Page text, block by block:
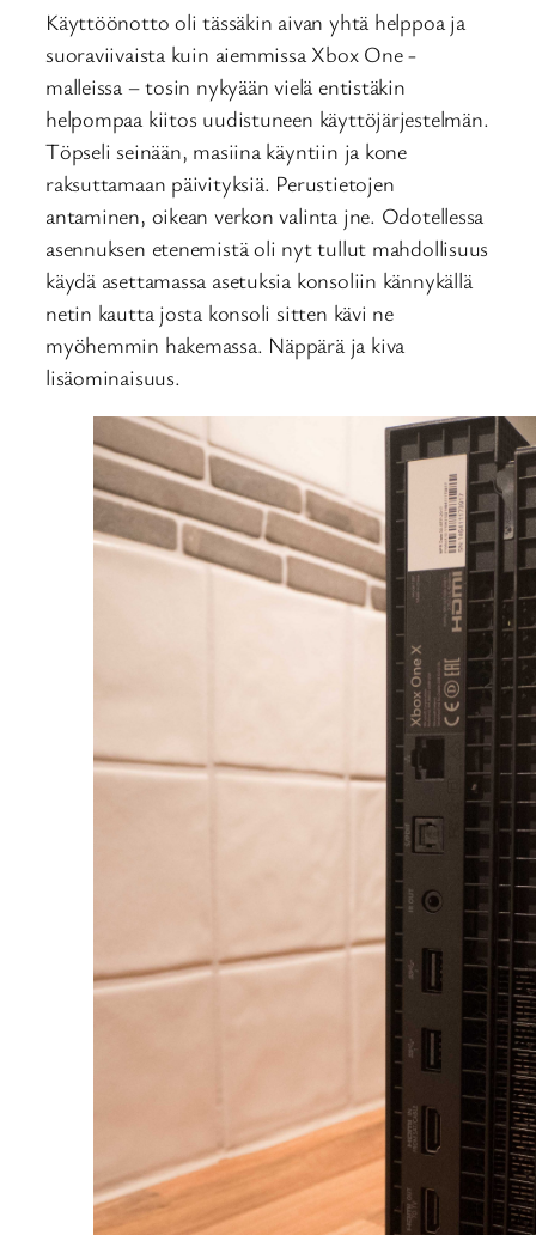
Käyttöönotto oli tässäkin aivan yhtä helppoa ja
suoraviivaista kuin aiemmissa Xbox One -
malleissa – tosin nykyään vielä entistäkin
helpompaa kiitos uudistuneen käyttöjärjestelmän.
Töpseli seinään, masiina käyntiin ja kone
raksuttamaan päivityksiä. Perustietojen
antaminen, oikean verkon valinta jne. Odotellessa
asennuksen etenemistä oli nyt tullut mahdollisuus
käydä asettamassa asetuksia konsoliin kännykällä
netin kautta josta konsoli sitten kävi ne
myöhemmin hakemassa. Näppärä ja kiva
lisäominaisuus.